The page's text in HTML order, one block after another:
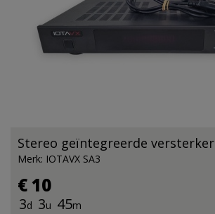
Stereo geïntegreerde versterker
Merk: IOTAVX SA3
€ 10
3d 3u 45m